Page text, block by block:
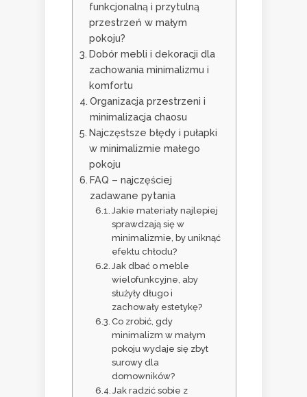
funkcjonalną i przytulną
przestrzeń w małym
pokoju?
Dobór mebli i dekoracji dla
zachowania minimalizmu i
komfortu
Organizacja przestrzeni i
minimalizacja chaosu
Najczęstsze błędy i pułapki
w minimalizmie małego
pokoju
FAQ – najczęściej
zadawane pytania
Jakie materiały najlepiej
sprawdzają się w
minimalizmie, by uniknąć
efektu chłodu?
Jak dbać o meble
wielofunkcyjne, aby
służyły długo i
zachowały estetykę?
Co zrobić, gdy
minimalizm w małym
pokoju wydaje się zbyt
surowy dla
domowników?
Jak radzić sobie z